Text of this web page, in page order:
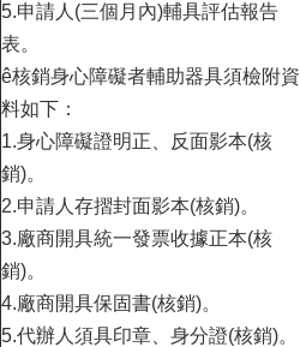
5.申請人(三個月內)輔具評估報告
表。
ê核銷身心障礙者輔助器具須檢附資
料如下：
1.身心障礙證明正、反面影本(核
銷)。
2.申請人存摺封面影本(核銷)。
3.廠商開具統一發票收據正本(核
銷)。
4.廠商開具保固書(核銷)。
5.代辦人須具印章、身分證(核銷)。